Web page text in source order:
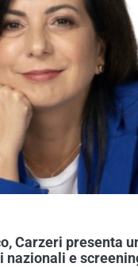
Carzeri presenta
nazionali e